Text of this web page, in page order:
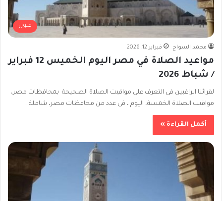
فنون
محمد السواح فبراير 12, 2026
مواعيد الصلاة في مصر اليوم الخميس 12 فبراير
/ شباط 2026
لقرائنا الراغبين فى التعرف على مواقيت الصلاة الصحيحة بمحافظات مصر،
مواقيت الصلاة الخمسة، اليوم ، فى عدد من محافظات مصر، شاملة…
أكمل القراءة »